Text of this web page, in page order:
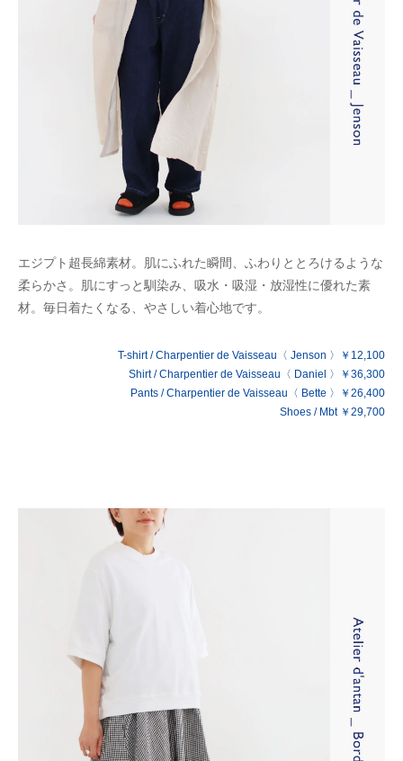
エジプト超長綿素材。肌にふれた瞬間、ふわりととろけるような
柔らかさ。肌にすっと馴染み、吸水・吸湿・放湿性に優れた素
材。毎日着たくなる、やさしい着心地です。
T-shirt / Charpentier de Vaisseau〈 Jenson 〉￥12,100
Shirt / Charpentier de Vaisseau〈 Daniel 〉￥36,300
Pants / Charpentier de Vaisseau〈 Bette 〉￥26,400
Shoes / Mbt ￥29,700